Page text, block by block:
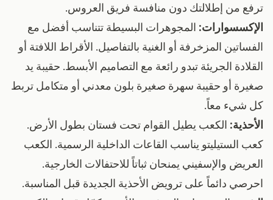
ترفع من إطلالتك دون منافسة فريق العروس.
الإكسسوارات: المجوهرات البسيطة تتناسب أفضل مع
الفساتين المزخرفة أو الغنية بالتفاصيل. الأقراط اللافتة أو
القلادة الجريئة تبدو رائعة مع التصاميم الأبسط. حقيبة يد
صغيرة أو حقيبة سهرة صغيرة بلون معدني أو متكامل تربط
كل شيء معاً.
الأحذية: الكعب يطيل القوام تحت فستان بطول الأرض.
كعب الستيليتو يناسب القاعات الداخلية الرسمية. الكعب
العريض والإسفيني يمنحان ثباتاً للاحتفالات الخارجية.
احرصي دائماً على ترويض الأحذية الجديدة قبل المناسبة.